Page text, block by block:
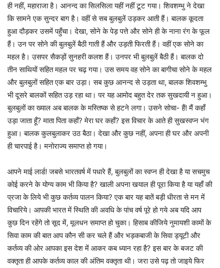
ही नहीं, महाराजा है। आनन्द का सिलसिला यहीं नहीं टूट गया। शिवशम्भु ने देखा
कि सामने एक सुन्दर बाग है। वहीं से सब बुलबुलें उड़कर आती हैं। बालक कूदता
हुआ दौड़कर उसमें पहुँचा। देखा, सोने के पेड़ पत्ते और सोने ही के नाना रंग के फूल
हैं। उन पर सोने की बुलबुलें बैठी गाती हैं और उड़ती फिरती हैं। वहीं एक सोने का
महल है। उसपर सैकड़ों सुनहरी कलश हैं। उनपर भी बुलबुलें बैठी हैं। बालक दो
तीन साथियों सहित महल पर चढ़ गया। उस समय वह सोने का बागीचा सोने के महल
और बुलबुलों सहित एक बार उड़ा। सब कुछ आनन्द से उड़ता था, बालक शिवशम्भु
भी दूसरे बालकों सहित उड़ रहा था। पर यह आमोद बहुत देर तक सुखदायी न हुआ।
बुलबुलों का ख्याल अब बालक के मस्तिष्क से हटने लगा। उसने सोचा- हैं! मैं कहाँ
उड़ा जाता हूँ? माता पिता कहाँ? मेरा घर कहाँ? इस विचार के आते ही सुखस्वप्न भंग
हुआ। बालक कुलबुलाकर उठ बैठा। देखा और कुछ नहीं, अपना ही घर और अपनी
ही चारपाई है। मनोराज्य समाप्त हो गया।
आपने माई लार्ड! जबसे भारतवर्ष में पधारे हैं, बुलबुलों का स्वप्न ही देखा है या सचमुच
कोई करने के योग्य काम भी किया है? खाली अपना खयाल ही पूरा किया है या यहाँ की
प्रजा के लिये भी कुछ कर्तव्य पालन किया? एक बार यह बातें बड़ी धीरता से मन में
विचारिये। आपकी भारत में स्थिति की अवधि के पांच वर्ष पूरे हो गये अब यदि आप
कुछ दिन रहेंगे तो सूद में, मूलधन समाप्त हो चुका। हिसाब कीजिये नुमायशी कामों के
सिवा काम की बात आप कौन सी कर चले हैं और भड़कबाजी के सिवा ड्यूटी और
कर्तव्य की ओर आपका इस देश में आकर कब ध्यान रहा है? इस बार के बजट की
वक्तृता ही आपके कर्तव्य काल की अंतिम वक्तृता थी। जरा उसे पढ़ तो जाइये फिर